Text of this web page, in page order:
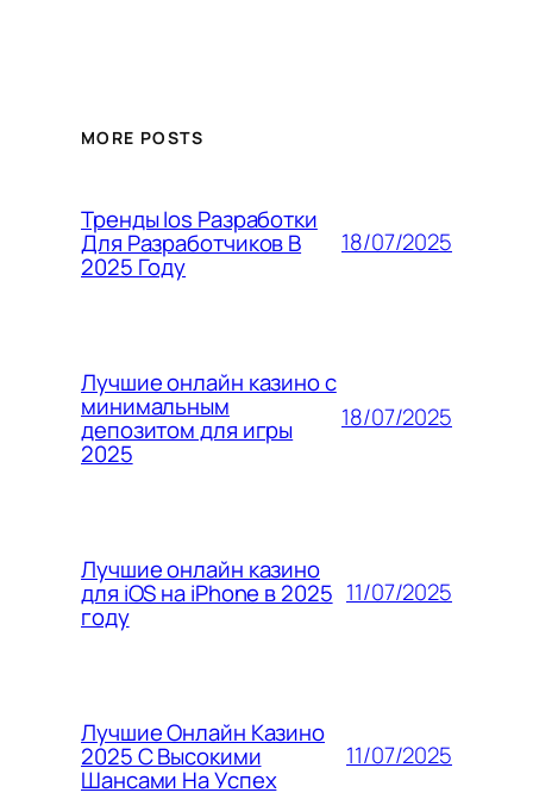
MORE POSTS
Тренды Ios Разработки
Для Разработчиков В
2025 Году
18/07/2025
Лучшие онлайн казино с
минимальным
депозитом для игры
2025
18/07/2025
Лучшие онлайн казино
для iOS на iPhone в 2025
году
11/07/2025
Лучшие Онлайн Казино
2025 С Высокими
Шансами На Успех
11/07/2025